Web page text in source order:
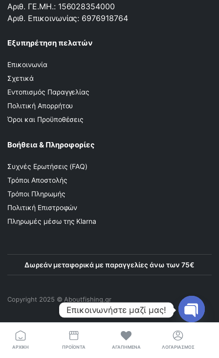
Αριθ. ΓΕ.ΜΗ.: 156028354000
Αριθ. Επικοινωνίας: 6976918764
Εξυπηρέτηση πελατών
Επικοινωνία
Σχετικά
Εντοπισμός Παραγγελίας
Πολιτική Απορρήτου
Όροι και Προϋποθέσεις
Βοήθεια & Πληροφορίες
Συχνές Ερωτήσεις (FAQ)
Τρόποι Αποστολής
Τρόποι Πληρωμής
Πολιτική Επιστροφών
Πληρωμές μέσω της Klarna
Δωρεάν μεταφορικά με παραγγελίες άνω των 75€
Copyright 2025 © Αboutfishing.gr
ΑΡΧΙΚΉ ΠΡΟΪΌΝΤΑ ΑΓΑΠΗΜΈΝΑ ΛΟΓΑΡΙΑΣΜΌΣ
Επικοινωνήστε μαζί μας!
chaty